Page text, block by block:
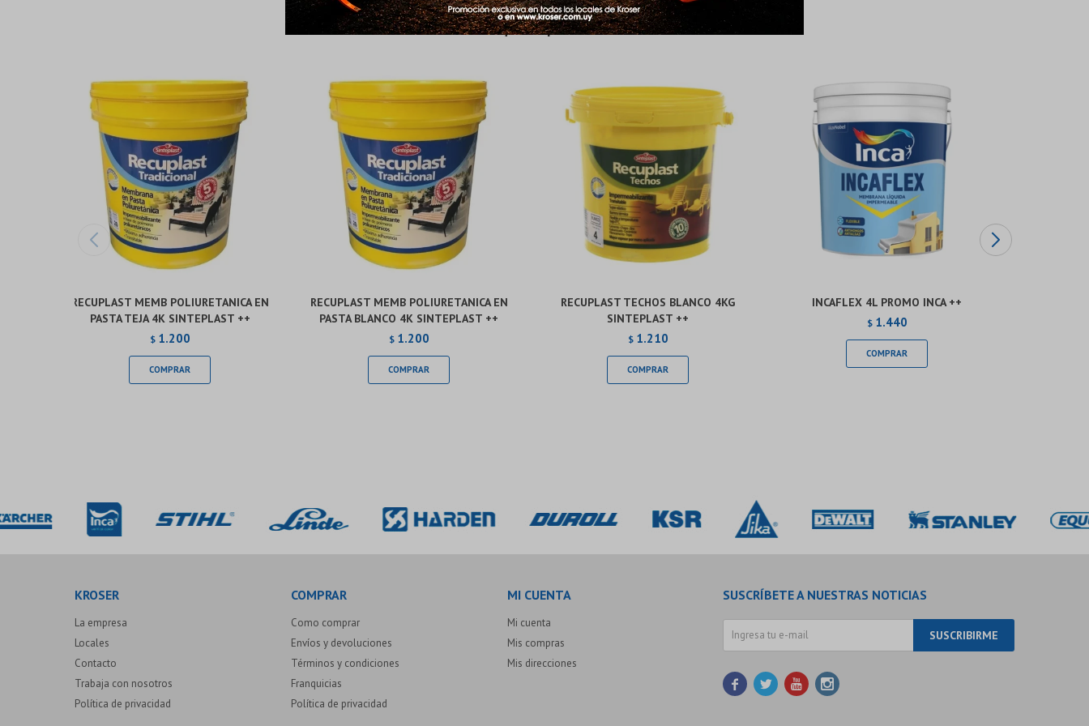
Productos que te pueden interesar
RECUPLAST MEMB POLIURETANICA EN
PASTA TEJA 4K SINTEPLAST ++
$ 1.200
RECUPLAST MEMB POLIURETANICA EN
PASTA BLANCO 4K SINTEPLAST ++
$ 1.200
RECUPLAST TECHOS BLANCO 4KG
SINTEPLAST ++
$ 1.210
INCAFLEX 4L PROMO INCA ++
$ 1.440
Continuar
KROSER
La empresa
Locales
Contacto
Trabaja con nosotros
Política de privacidad
COMPRAR
Como comprar
Envíos y devoluciones
Términos y condiciones
Franquicias
Política de privacidad
MI CUENTA
Mi cuenta
Mis compras
Mis direcciones
SUSCRÍBETE A NUESTRAS NOTICIAS
SUSCRIBIRME
   
Continuar